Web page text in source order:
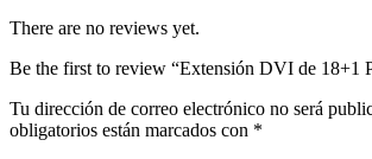
There are no reviews yet.
Be the first to review “Extensión DVI de 18+1
Tu dirección de correo electrónico no será
obligatorios están marcados con *